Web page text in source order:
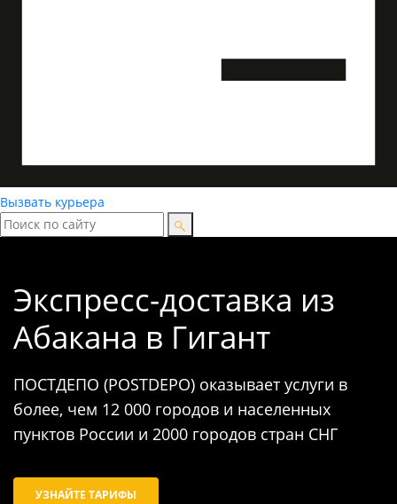
Вызвать курьера
Экспресс-доставка из
Абакана в Гигант
ПОСТДЕПО (POSTDEPO) оказывает услуги в
более, чем 12 000 городов и населенных
пунктов России и 2000 городов стран СНГ
УЗНАЙТЕ ТАРИФЫ